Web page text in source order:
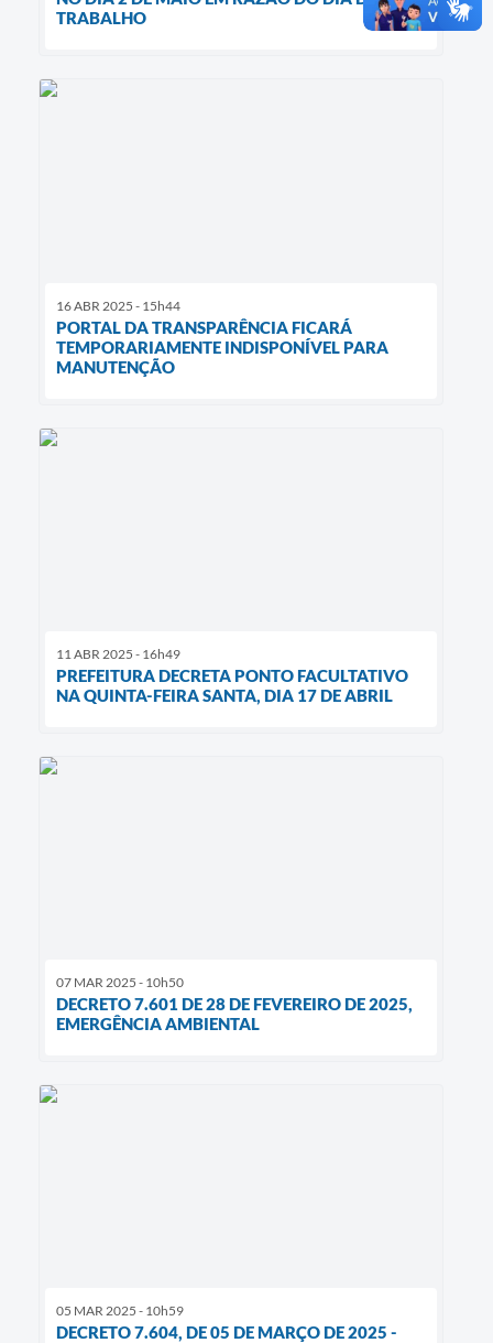
TRABALHO
16 ABR 2025 - 15h44
PORTAL DA TRANSPARÊNCIA FICARÁ
TEMPORARIAMENTE INDISPONÍVEL PARA
MANUTENÇÃO
11 ABR 2025 - 16h49
PREFEITURA DECRETA PONTO FACULTATIVO
NA QUINTA-FEIRA SANTA, DIA 17 DE ABRIL
07 MAR 2025 - 10h50
DECRETO 7.601 DE 28 DE FEVEREIRO DE 2025,
EMERGÊNCIA AMBIENTAL
05 MAR 2025 - 10h59
DECRETO 7.604, DE 05 DE MARÇO DE 2025 -